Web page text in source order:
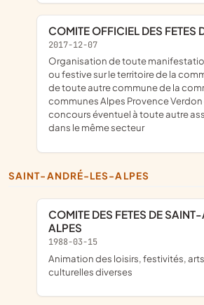
COMITE OFFICIEL DES FETES
2017-12-07
organisation de toute manifestation culturelle sportive
ou festive sur le territoire de la
de toute autre commune de la
communes Alpes Provence
concours éventuel à toute autre
dans le même secteur
SAINT-ANDRÉ-LES-ALPES
COMITE DES FETES DE SAINT-ANDRE-LES-
ALPES
1988-03-15
animation des loisirs, festivités, arts et manifestations
culturelles diverses